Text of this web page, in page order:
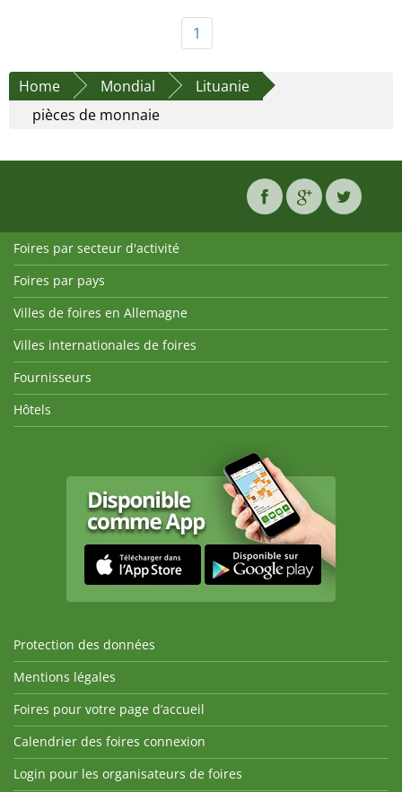
1
Home Mondial
Lituanie
pièces de monnaie
Foires par secteur d'activité
Foires par pays
Villes de foires en Allemagne
Villes internationales de foires
Fournisseurs
Hôtels
Protection des données
Mentions légales
Foires pour votre page d’accueil
Calendrier des foires connexion
Login pour les organisateurs de foires